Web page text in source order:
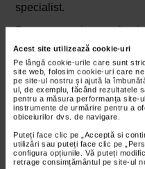
Acest site utilizează cookie-uri
Pe lângă cookie-urile care sunt
site web, folosim cookie-uri care
pe site-ul nostru și ajută la
ul, de exemplu, făcând rezultatele
pentru a măsura performanța site-
instrumente de urmărire pentru a
obiceiurilor dvs. de navigare.
Puteți face clic pe „Acceptă si
utilizări sau puteți face clic pe
configura opțiunile. Vă puteți
retrage consimțământul pe site-ul
specialist.
Pentru a va ajuta sa tineti
si pentru a spori
in situatii de stres,
folositi Naturalis
alimentar are in
magneziu si vitamina B6,
calitatii somnului si
anxietate.